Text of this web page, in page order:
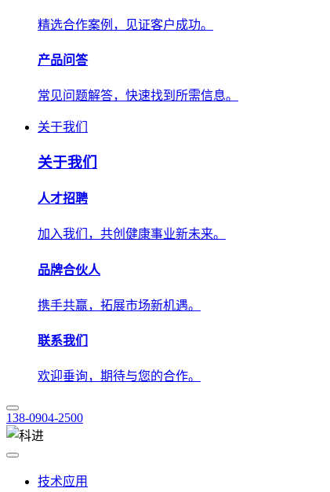
常见问题解答，快速找到所需信息。
关于我们
关于我们
人才招聘
加入我们，共创健康事业新未来。
品牌合伙人
携手共赢，拓展市场新机遇。
联系我们
欢迎垂询，期待与您的合作。
138-0904-2500
技术应用
解决方案
内容中心